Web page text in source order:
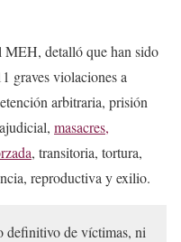
MEH, detalló que han sido
graves violaciones a
arbitraria, prisión
masacres,
, transitoria, tortura,
reproductiva y exilio.
definitivo de víctimas, ni